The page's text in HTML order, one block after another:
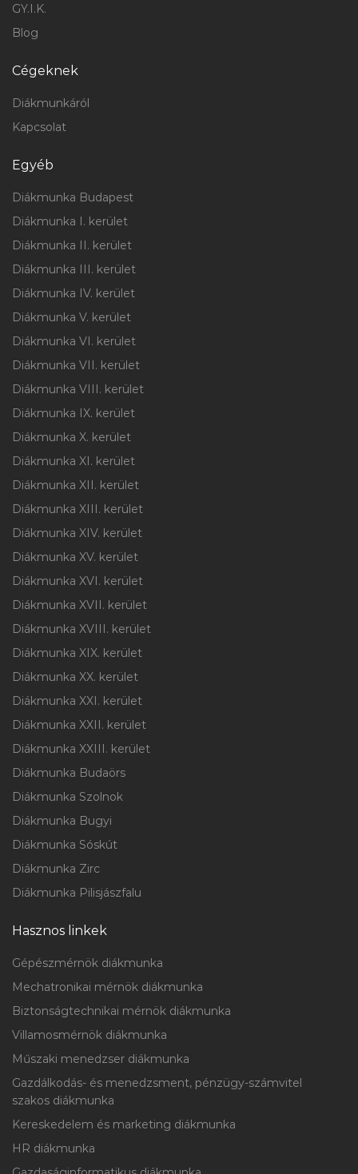
GY.I.K.
Blog
Cégeknek
Diákmunkáról
Kapcsolat
Egyéb
Diákmunka Budapest
Diákmunka I. kerület
Diákmunka II. kerület
Diákmunka III. kerület
Diákmunka IV. kerület
Diákmunka V. kerület
Diákmunka VI. kerület
Diákmunka VII. kerület
Diákmunka VIII. kerület
Diákmunka IX. kerület
Diákmunka X. kerület
Diákmunka XI. kerület
Diákmunka XII. kerület
Diákmunka XIII. kerület
Diákmunka XIV. kerület
Diákmunka XV. kerület
Diákmunka XVI. kerület
Diákmunka XVII. kerület
Diákmunka XVIII. kerület
Diákmunka XIX. kerület
Diákmunka XX. kerület
Diákmunka XXI. kerület
Diákmunka XXII. kerület
Diákmunka XXIII. kerület
Diákmunka Budaörs
Diákmunka Szolnok
Diákmunka Bugyi
Diákmunka Sóskút
Diákmunka Zirc
Diákmunka Pilisjászfalu
Hasznos linkek
Gépészmérnök diákmunka
Mechatronikai mérnök diákmunka
Biztonságtechnikai mérnök diákmunka
Villamosmérnök diákmunka
Műszaki menedzser diákmunka
Gazdálkodás- és menedzsment, pénzügy-számvitel
szakos diákmunka
Kereskedelem és marketing diákmunka
HR diákmunka